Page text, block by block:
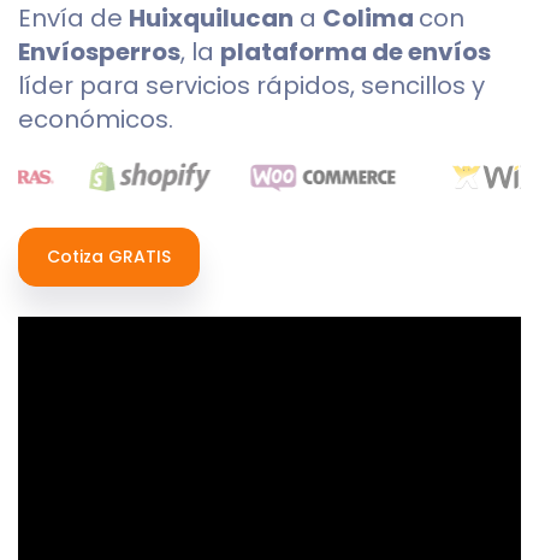
Envía de Huixquilucan a Colima con
Envíosperros, la plataforma de envíos
líder para servicios rápidos, sencillos y
económicos.
Cotiza GRATIS